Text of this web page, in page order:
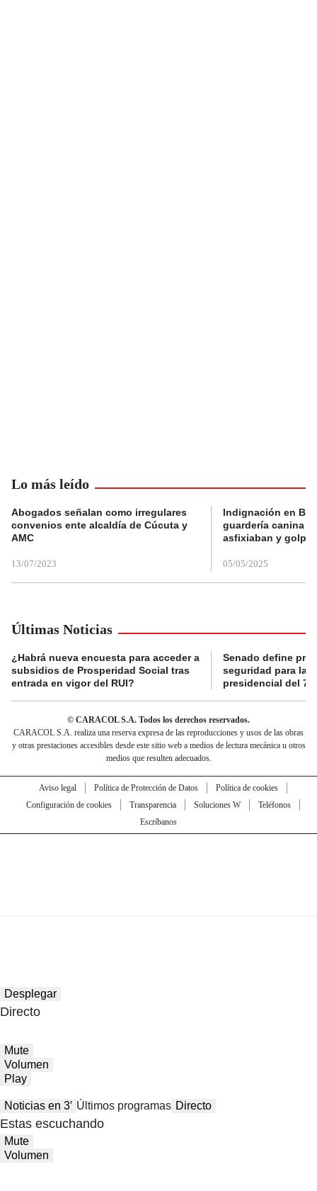
Lo más leído
Abogados señalan como irregulares
convenios ente alcaldía de Cúcuta y
AMC
13/07/2023
Indignación en
guardería canina
asfixiaban y
05/05/2025
Últimas Noticias
¿Habrá nueva encuesta para acceder a
subsidios de Prosperidad Social tras
entrada en vigor del RUI?
Senado define
seguridad para la
presidencial del 7
© CARACOL S.A. Todos los derechos reservados.
CARACOL S.A. realiza una reserva expresa de las reproducciones y usos de las obras
y otras prestaciones accesibles desde este sitio web a medios de lectura mecánica u otros
medios que resulten adecuados.
Aviso legal Política de Protección de Datos
Política de cookies
Configuración de cookies
Transparencia Soluciones W
Teléfonos
Escríbanos
Desplegar
Directo
Mute
Volumen
Play
Noticias en 3′ Últimos programas Directo
Estas escuchando
Mute
Volumen